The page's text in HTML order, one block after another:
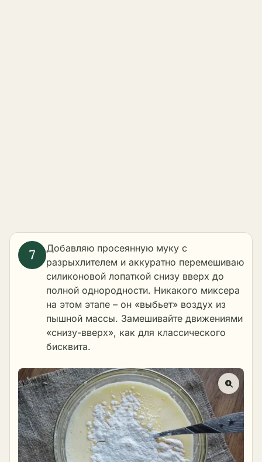
Добавляю просеянную муку с
разрыхлителем и аккуратно перемешиваю
силиконовой лопаткой снизу вверх до
полной однородности. Никакого миксера
на этом этапе – он «выбьет» воздух из
пышной массы. Замешивайте движениями
«снизу-вверх», как для классического
бисквита.